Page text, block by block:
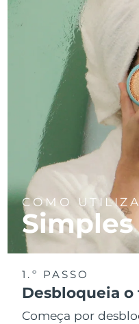
COMO
1.º PASSO
Desbloqueia
Começa por